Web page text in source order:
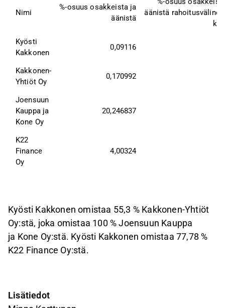
Nimi
%-osuus osakkeista ja
äänistä
äänistä
Kyösti
Kakkonen
0,09116
Kakkonen-
Yhtiöt Oy
0,170992
Joensuun
Kauppa ja
Kone Oy
20,246837
K22
Finance
Oy
4,00324
Kyösti Kakkonen omistaa 55,3 % Kakkonen-Yhtiöt
Oy:stä, joka omistaa 100 % Joensuun Kauppa
ja Kone Oy:stä. Kyösti Kakkonen omistaa 77,78 %
K22 Finance Oy:stä.
Lisätiedot